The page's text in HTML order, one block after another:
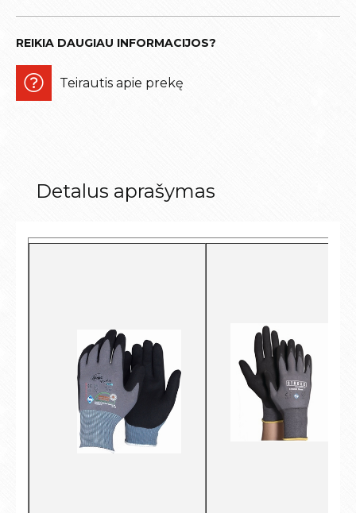
REIKIA DAUGIAU INFORMACIJOS?
Teirautis apie prekę
Detalus aprašymas